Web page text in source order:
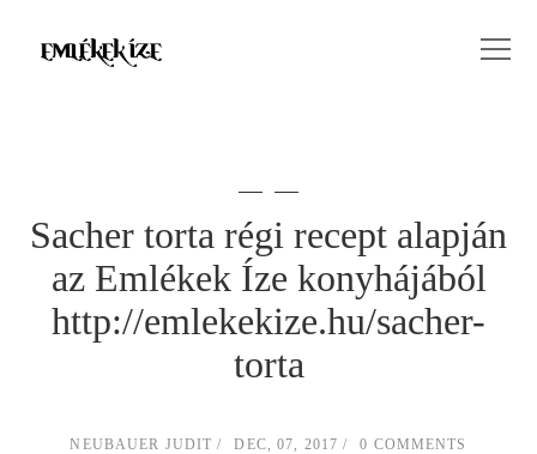
Sacher torta régi recept alapján
az Emlékek Íze konyhájából
http://emlekekize.hu/sacher-
torta
NEUBAUER JUDIT DEC, 07, 2017 0 COMMENTS